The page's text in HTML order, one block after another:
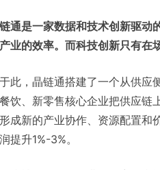
通是一家数据和技术创新驱动
业的效率。而科技创新只有在
此，晶链通搭建了一个从供应
饮、新零售核心企业把供应链
成新的产业协作、资源配置和
提升1%-3%。